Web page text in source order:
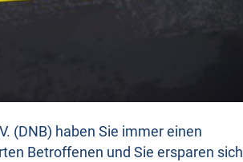
(DNB) haben Sie immer einen
Betroffenen und Sie ersparen sich